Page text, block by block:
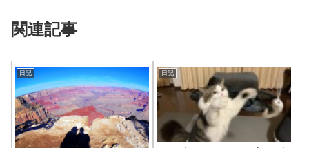
関連記事
日記 日記